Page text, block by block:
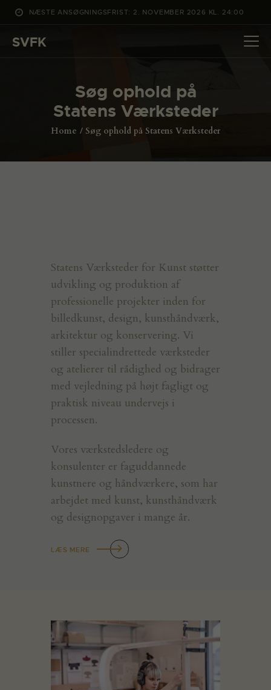
NÆSTE ANSØGNINGSFRIST: 2. NOVEMBER 2026 KL. 24:00
SVFK
Søg ophold på
Statens Værksteder
Home Søg ophold på Statens Værksteder
DET SKER
PROJEKTER
OM SVFK
Statens Værksteder for Kunst støtter
udvikling og produktion af
professionelle projekter inden for
billedkunst, design, kunsthåndværk,
arkitektur og konservering. Vi
stiller specialindrettede værksteder
og atelierer til rådighed og bidrager
med vejledning på højt fagligt og
praktisk niveau undervejs i
processen.
Vores værkstedsledere og
konsulenter er faguddannede
kunstnere og håndværkere, som har
arbejdet med kunst, kunsthåndværk
og designopgaver i mange år.
LÆS MERE